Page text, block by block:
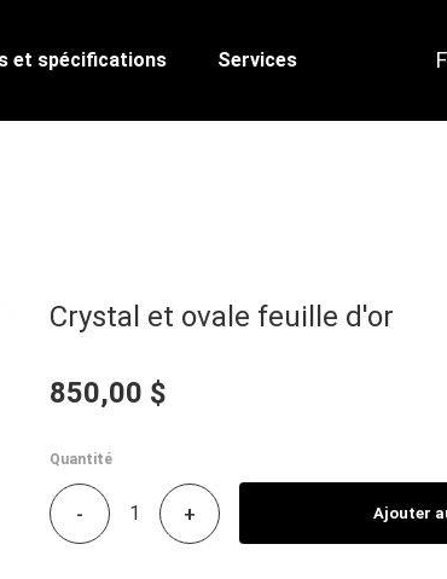
et spécifications Services
Crystal et ovale feuille d'or
850,00 $
Quantité
- + Ajouter